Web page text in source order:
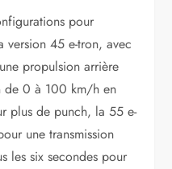
pour
version 45 e-tron, avec
propulsion arrière
de 0 à 100 km/h en
plus de punch, la 55 e-
une transmission
les six secondes pour